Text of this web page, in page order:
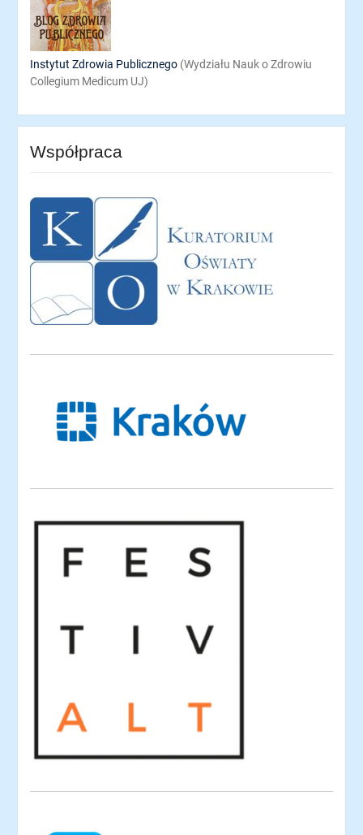
Instytut Zdrowia Publicznego(Wydziału Nauk o Zdrowiu
Collegium Medicum UJ)
Współpraca